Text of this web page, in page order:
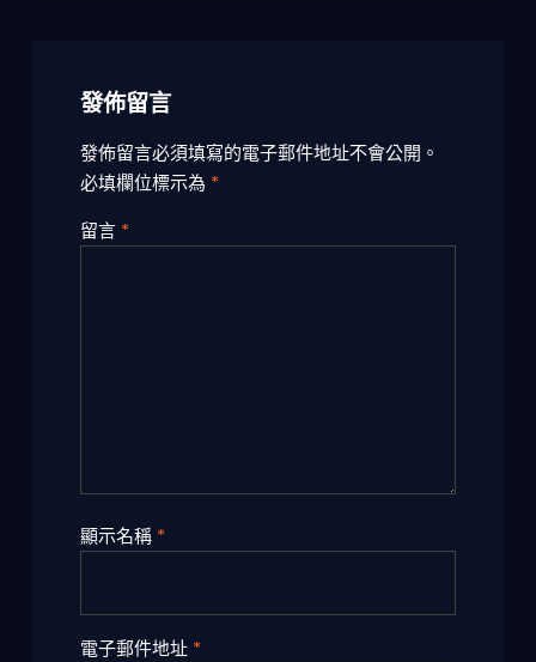
發佈留言
發佈留言必須填寫的電子郵件地址不會公開。
必填欄位標示為 *
留言 *
顯示名稱 *
電子郵件地址 *